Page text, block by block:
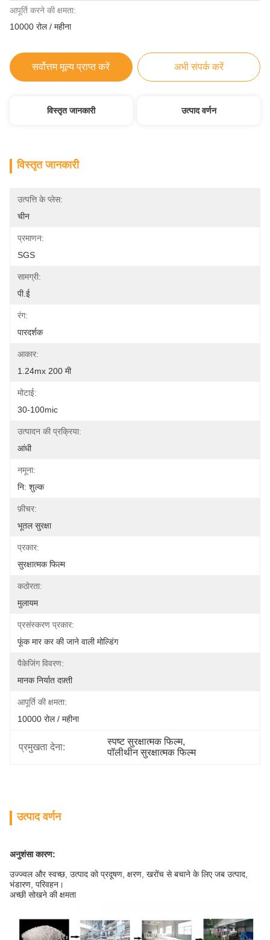
आपूर्ति करने की क्षमता:
10000 रोल / महीना
सर्वोत्तम मूल्य प्राप्त करें अभी संपर्क करें
विस्तृत जानकारी उत्पाद वर्णन
विस्तृत जानकारी
उत्पत्ति के प्लेस:
चीन
प्रमाणन:
SGS
सामग्री:
पी.ई
रंग:
पारदर्शक
आकार:
1.24mx 200 मी
मोटाई:
30-100mic
उत्पादन की प्रक्रिया:
आंधी
नमूना:
नि: शुल्क
फ़ीचर:
भूतल सुरक्षा
प्रकार:
सुरक्षात्मक फिल्म
कठोरता:
मुलायम
प्रसंस्करण प्रकार:
फूंक मार कर की जाने वाली मोल्डिंग
पैकेजिंग विवरण:
मानक निर्यात दफ़्ती
आपूर्ति की क्षमता:
10000 रोल / महीना
प्रमुखता देना:
स्पष्ट सुरक्षात्मक फिल्म,
पॉलीथीन सुरक्षात्मक फिल्म
उत्पाद वर्णन
अनुशंसा कारण:
उज्ज्वल और स्वच्छ, उत्पाद को प्रदूषण, क्षरण, खरोंच से बचाने के लिए जब उत्पाद,
भंडारण, परिवहन।
अच्छी सोखने की क्षमता